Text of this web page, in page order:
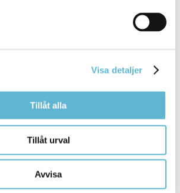
Visa detaljer
Tillåt alla
Tillåt urval
Avvisa
48
00